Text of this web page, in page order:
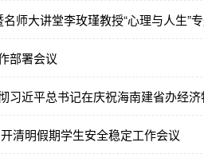
师大讲堂李玫瑾教授“心理与人生”
部署会议
习近平总书记在庆祝海南建省办经
清明假期学生安全稳定工作会议